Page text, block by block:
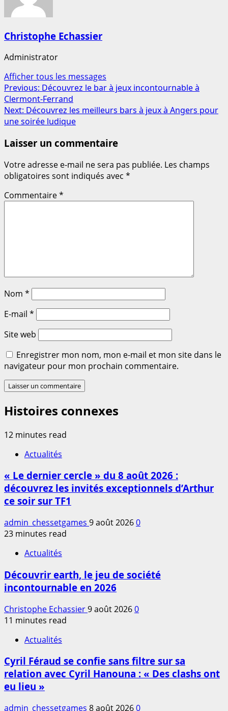
Christophe Echassier
Administrator
Afficher tous les messages
Post
navigation
Previous: Découvrez le bar à jeux incontournable à
Clermont-Ferrand
Next: Découvrez les meilleurs bars à jeux à Angers pour
une soirée ludique
Laisser un commentaire
Votre adresse e-mail ne sera pas publiée. Les champs
obligatoires sont indiqués avec *
Commentaire*
Nom *
E-mail *
Site web
Enregistrer mon nom, mon e-mail et mon site dans le
navigateur pour mon prochain commentaire.
Histoires connexes
12 minutes read
Actualités
« Le dernier cercle » du 8 août 2026 :
découvrez les invités exceptionnels d’Arthur
ce soir sur TF1
admin_chessetgames 9 août 20260
23 minutes read
Actualités
Découvrir earth, le jeu de société
incontournable en 2026
Christophe Echassier9 août 20260
11 minutes read
Actualités
Cyril Féraud se confie sans filtre sur sa
relation avec Cyril Hanouna : « Des clashs ont
eu lieu »
admin_chessetgames 8 août 20260